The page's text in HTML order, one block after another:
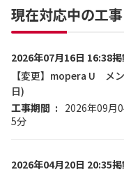
現在対応中の工
2026年07月16日 16:38
【変更】mopera U メ
日)
工事期間
2026年09月
5分
2026年04月20日 20:35